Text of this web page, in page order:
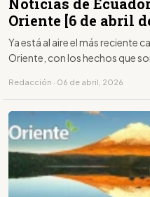
Oriente [6 de abril
Ya está al aire el más reciente
Oriente, con los hechos que
Redacción · 06 de abril, 2026